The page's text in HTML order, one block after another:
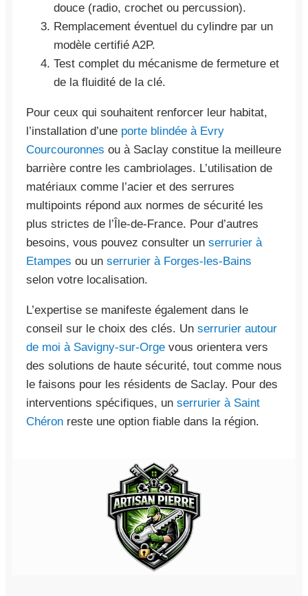
douce (radio, crochet ou percussion).
Remplacement éventuel du cylindre par un
modèle certifié A2P.
Test complet du mécanisme de fermeture et
de la fluidité de la clé.
Pour ceux qui souhaitent renforcer leur habitat,
l’installation d’une porte blindée à Evry
Courcouronnes ou à Saclay constitue la meilleure
barrière contre les cambriolages. L’utilisation de
matériaux comme l’acier et des serrures
multipoints répond aux normes de sécurité les
plus strictes de l’Île-de-France. Pour d’autres
besoins, vous pouvez consulter un serrurier à
Etampes ou un serrurier à Forges-les-Bains
selon votre localisation.
L’expertise se manifeste également dans le
conseil sur le choix des clés. Un serrurier autour
de moi à Savigny-sur-Orge vous orientera vers
des solutions de haute sécurité, tout comme nous
le faisons pour les résidents de Saclay. Pour des
interventions spécifiques, un serrurier à Saint
Chéron reste une option fiable dans la région.